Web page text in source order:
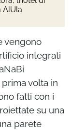
AlUla
vengono
integrati
volta in
fatti con i
su una
parete